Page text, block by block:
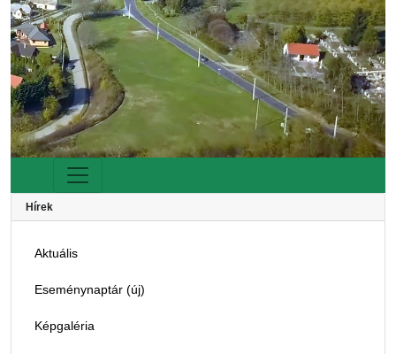
Hírek
Aktuális
Eseménynaptár (új)
Képgaléria